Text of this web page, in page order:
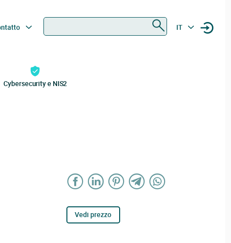
IT
Cybersecurity e NIS2
Vedi prezzo